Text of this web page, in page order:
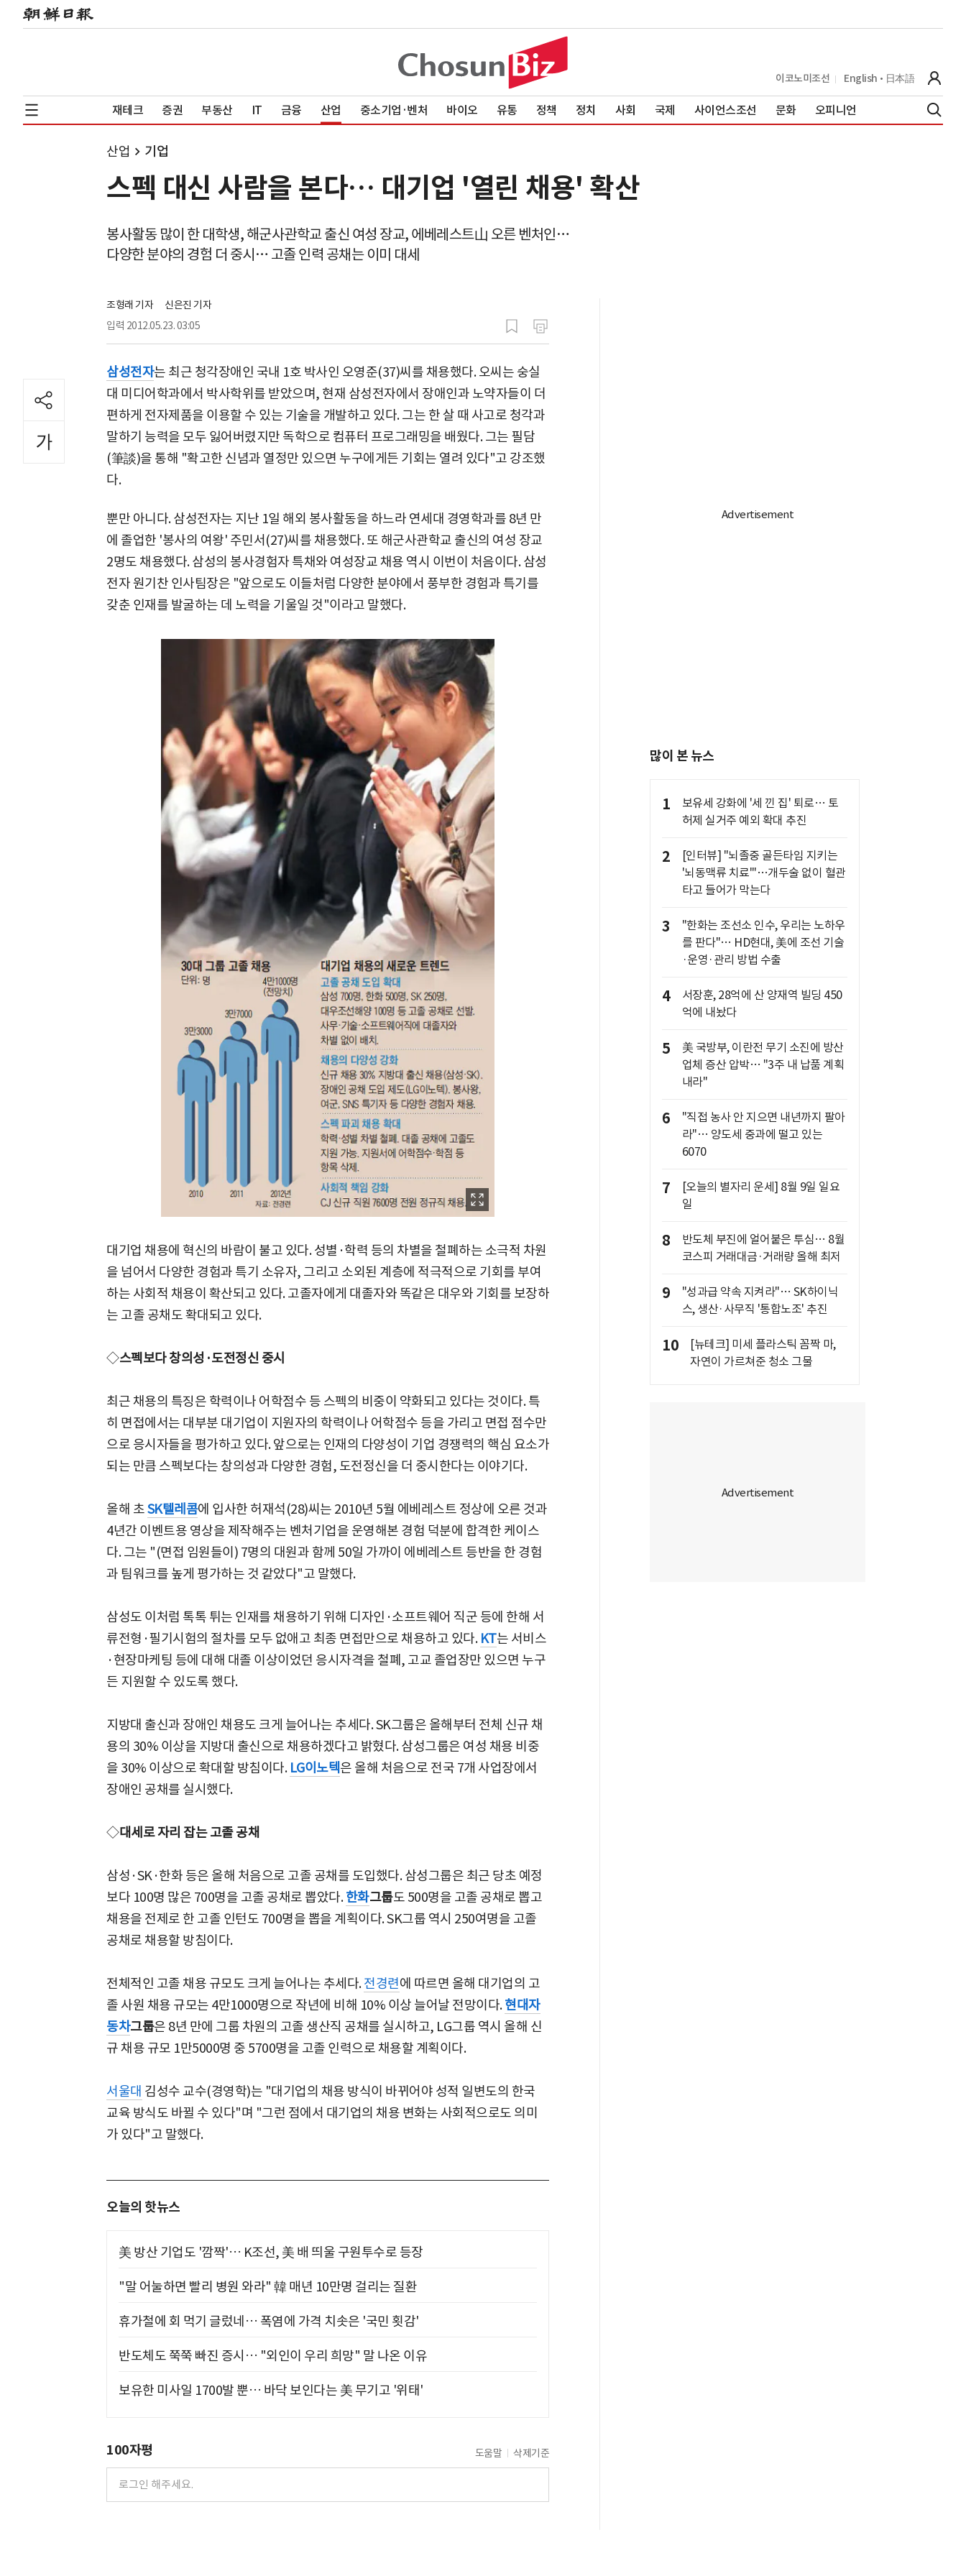
이코노미조선 English 日本語
재테크 증권 부동산 IT 금융 산업 중소기업·벤처 바이오 유통 정책 정치 사회 국제 사이언스조선 문화 오피니언
산업 기업
스펙 대신 사람을 본다… 대기업 '열린 채용' 확산
봉사활동 많이 한 대학생, 해군사관학교 출신 여성 장교, 에베레스트山 오른 벤처인…
다양한 분야의 경험 더 중시… 고졸 인력 공채는 이미 대세
조형래 기자
신은진 기자
입력 2012.05.23. 03:05
삼성전자는 최근 청각장애인 국내 1호 박사인 오영준(37)씨를 채용했다. 오씨는 숭실
대 미디어학과에서 박사학위를 받았으며, 현재 삼성전자에서 장애인과 노약자들이 더
편하게 전자제품을 이용할 수 있는 기술을 개발하고 있다. 그는 한 살 때 사고로 청각과
말하기 능력을 모두 잃어버렸지만 독학으로 컴퓨터 프로그래밍을 배웠다. 그는 필담
(筆談)을 통해 "확고한 신념과 열정만 있으면 누구에게든 기회는 열려 있다"고 강조했
다.
뿐만 아니다. 삼성전자는 지난 1일 해외 봉사활동을 하느라 연세대 경영학과를 8년 만
에 졸업한 '봉사의 여왕' 주민서(27)씨를 채용했다. 또 해군사관학교 출신의 여성 장교
2명도 채용했다. 삼성의 봉사경험자 특채와 여성장교 채용 역시 이번이 처음이다. 삼성
전자 원기찬 인사팀장은 "앞으로도 이들처럼 다양한 분야에서 풍부한 경험과 특기를
갖춘 인재를 발굴하는 데 노력을 기울일 것"이라고 말했다.
대기업 채용에 혁신의 바람이 불고 있다. 성별·학력 등의 차별을 철폐하는 소극적 차원
을 넘어서 다양한 경험과 특기 소유자, 그리고 소외된 계층에 적극적으로 기회를 부여
하는 사회적 채용이 확산되고 있다. 고졸자에게 대졸자와 똑같은 대우와 기회를 보장하
는 고졸 공채도 확대되고 있다.
◇스펙보다 창의성·도전정신 중시
최근 채용의 특징은 학력이나 어학점수 등 스펙의 비중이 약화되고 있다는 것이다. 특
히 면접에서는 대부분 대기업이 지원자의 학력이나 어학점수 등을 가리고 면접 점수만
으로 응시자들을 평가하고 있다. 앞으로는 인재의 다양성이 기업 경쟁력의 핵심 요소가
되는 만큼 스펙보다는 창의성과 다양한 경험, 도전정신을 더 중시한다는 이야기다.
올해 초SK텔레콤에 입사한 허재석(28)씨는 2010년 5월 에베레스트 정상에 오른 것과
4년간 이벤트용 영상을 제작해주는 벤처기업을 운영해본 경험 덕분에 합격한 케이스
다. 그는 "(면접 임원들이) 7명의 대원과 함께 50일 가까이 에베레스트 등반을 한 경험
과 팀워크를 높게 평가하는 것 같았다"고 말했다.
삼성도 이처럼 톡톡 튀는 인재를 채용하기 위해 디자인·소프트웨어 직군 등에 한해 서
류전형·필기시험의 절차를 모두 없애고 최종 면접만으로 채용하고 있다. KT는 서비스
·현장마케팅 등에 대해 대졸 이상이었던 응시자격을 철폐, 고교 졸업장만 있으면 누구
든 지원할 수 있도록 했다.
지방대 출신과 장애인 채용도 크게 늘어나는 추세다. SK그룹은 올해부터 전체 신규 채
용의 30% 이상을 지방대 출신으로 채용하겠다고 밝혔다. 삼성그룹은 여성 채용 비중
을 30% 이상으로 확대할 방침이다. LG이노텍은 올해 처음으로 전국 7개 사업장에서
장애인 공채를 실시했다.
◇대세로 자리 잡는 고졸 공채
삼성·SK·한화 등은 올해 처음으로 고졸 공채를 도입했다. 삼성그룹은 최근 당초 예정
보다 100명 많은 700명을 고졸 공채로 뽑았다.한화그룹도 500명을 고졸 공채로 뽑고
채용을 전제로 한 고졸 인턴도 700명을 뽑을 계획이다. SK그룹 역시 250여명을 고졸
공채로 채용할 방침이다.
전체적인 고졸 채용 규모도 크게 늘어나는 추세다.전경련에 따르면 올해 대기업의 고
졸 사원 채용 규모는 4만1000명으로 작년에 비해 10% 이상 늘어날 전망이다.현대자
동차그룹은 8년 만에 그룹 차원의 고졸 생산직 공채를 실시하고, LG그룹 역시 올해 신
규 채용 규모 1만5000명 중 5700명을 고졸 인력으로 채용할 계획이다.
서울대 김성수 교수(경영학)는 "대기업의 채용 방식이 바뀌어야 성적 일변도의 한국
교육 방식도 바뀔 수 있다"며 "그런 점에서 대기업의 채용 변화는 사회적으로도 의미
가 있다"고 말했다.
오늘의 핫뉴스
美 방산 기업도 '깜짝'… K조선, 美 배 띄울 구원투수로 등장
"말 어눌하면 빨리 병원 와라" 韓 매년 10만명 걸리는 질환
휴가철에 회 먹기 글렀네… 폭염에 가격 치솟은 '국민 횟감'
반도체도 쭉쭉 빠진 증시… "외인이 우리 희망" 말 나온 이유
보유한 미사일 1700발 뿐… 바닥 보인다는 美 무기고 '위태'
100자평 도움말 삭제기준
많이 본 뉴스
1
보유세 강화에 '세 낀 집' 퇴로… 토
허제 실거주 예외 확대 추진
2
[인터뷰] "뇌졸중 골든타임 지키는
'뇌동맥류 치료'"…개두술 없이 혈관
타고 들어가 막는다
3
"한화는 조선소 인수, 우리는 노하우
를 판다"… HD현대, 美에 조선 기술
·운영·관리 방법 수출
4
서장훈, 28억에 산 양재역 빌딩 450
억에 내놨다
5
美 국방부, 이란전 무기 소진에 방산
업체 증산 압박… "3주 내 납품 계획
내라"
6
"직접 농사 안 지으면 내년까지 팔아
라"… 양도세 중과에 떨고 있는
6070
7
[오늘의 별자리 운세] 8월 9일 일요
일
8
반도체 부진에 얼어붙은 투심… 8월
코스피 거래대금·거래량 올해 최저
9
"성과급 약속 지켜라"… SK하이닉
스, 생산·사무직 '통합노조' 추진
10
[뉴테크] 미세 플라스틱 꼼짝 마,
자연이 가르쳐준 청소 그물